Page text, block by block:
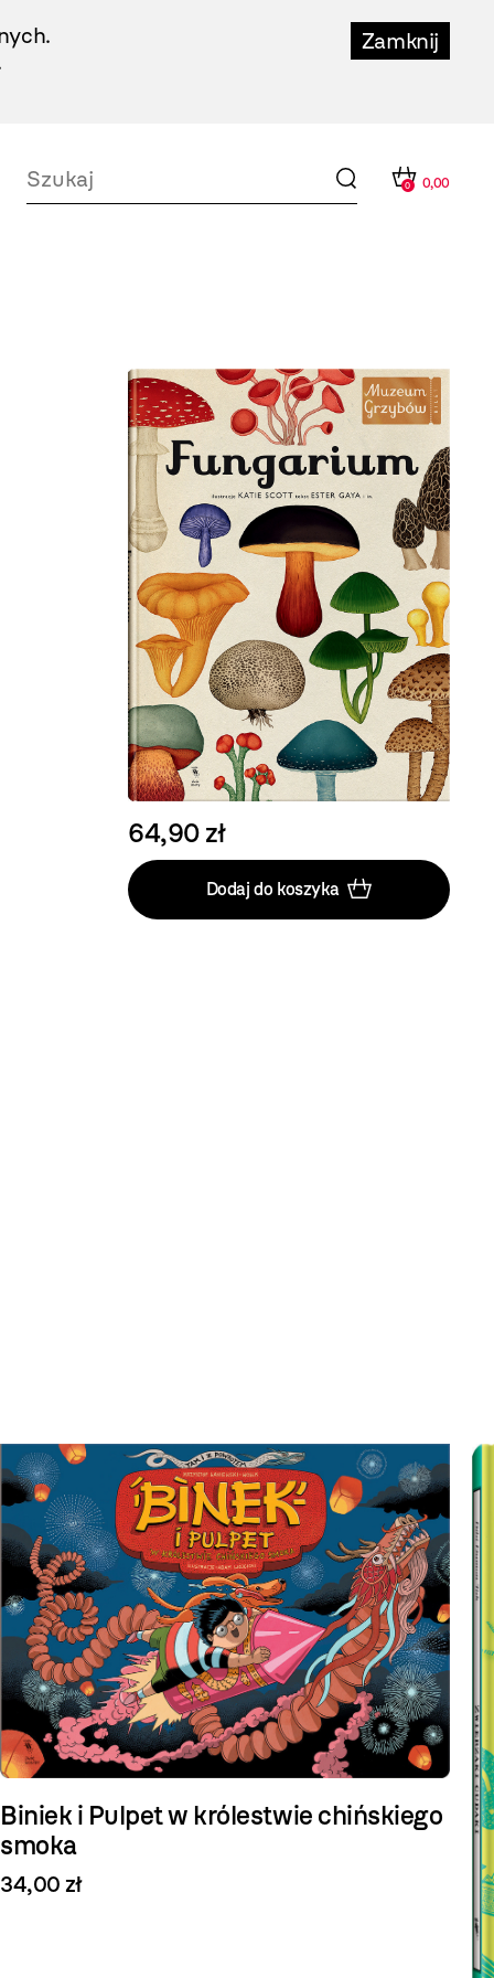
Zamknij
0 0,00
64,90 zł
Dodaj do koszyka
Biniek i Pulpet w królestwie chińskiego
smoka
34,00 zł